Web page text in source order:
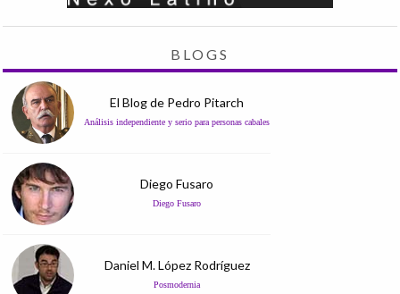
BLOGS
El Blog de Pedro Pitarch
Análisis independiente y serio para personas cabales
Diego Fusaro
Diego Fusaro
Daniel M. López Rodríguez
Posmodernia